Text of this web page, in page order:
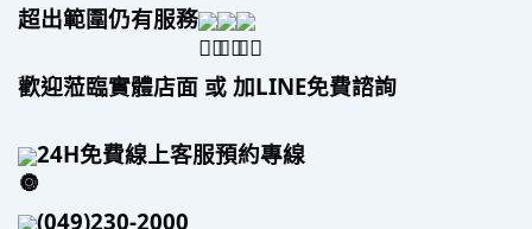
超出範圍仍有服務
歡迎蒞臨實體店面 或 加LINE免費諮詢
24H免費線上客服預約專線
(049)230-2000